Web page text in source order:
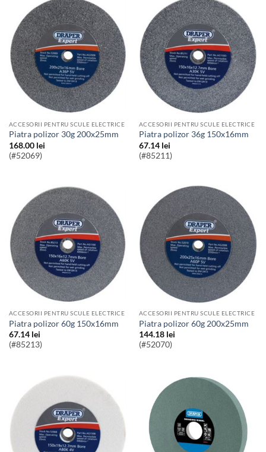
ACCESORII PENTRU SCULE ELECTRICE
Piatra polizor 30g 200x25mm
168.00 lei
(#52069)
ACCESORII PENTRU SCULE ELECTRICE
Piatra polizor 36g 150x16mm
67.14 lei
(#85211)
ACCESORII PENTRU SCULE ELECTRICE
Piatra polizor 60g 150x16mm
67.14 lei
(#85213)
ACCESORII PENTRU SCULE ELECTRICE
Piatra polizor 60g 200x25mm
144.18 lei
(#52070)